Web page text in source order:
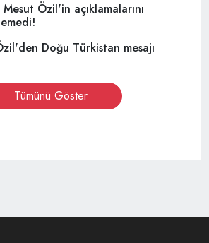
Özil'in açıklamalarını
Doğu Türkistan mesajı
Tümünü Göster